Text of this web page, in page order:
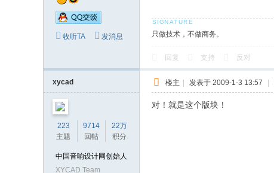
收听TA 发消息 只做技术，不做商务。
回复 支持 反对
xycad
223
主题
9714
回帖
22万
积分
中国音响设计网创始人
XYCAD Team
楼主 | 发表于 2009-1-3 13:57 |
对！就是这个版块！